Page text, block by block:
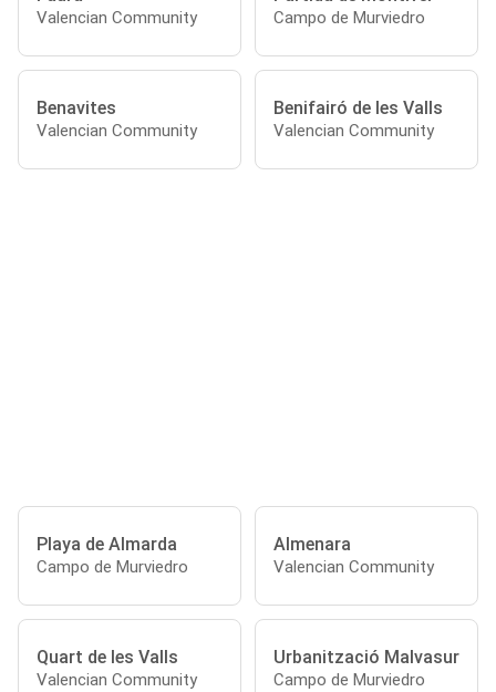
Valencian Community Campo de Murviedro
Benavites
Valencian Community
Benifairó de les Valls
Valencian Community
Playa de Almarda
Campo de Murviedro
Almenara
Valencian Community
Quart de les Valls
Valencian Community
Urbanització Malvasur
Campo de Murviedro